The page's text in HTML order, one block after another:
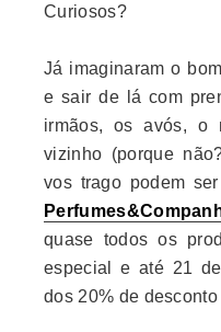
Curiosos?
Já imaginaram o
e sair de lá com
irmãos, os avós, o
vizinho (porque
vos trago podem
quase todos os
especial e até 21
dos 20% de desconto